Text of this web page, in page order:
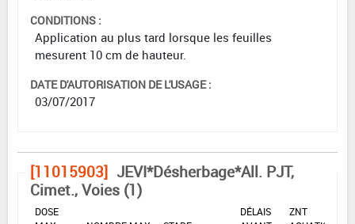
CONDITIONS :
Application au plus tard lorsque les feuilles
mesurent 10 cm de hauteur.
DATE D'AUTORISATION DE L'USAGE :
03/07/2017
[11015903] JEVI*Désherbage*All. PJT,
Cimet., Voies (1)
DOSE
DÉLAIS
ZNT